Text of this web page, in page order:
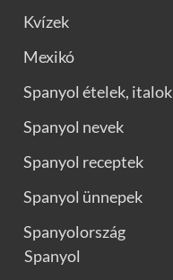
Kvízek
Mexikó
Spanyol ételek, italok
Spanyol nevek
Spanyol receptek
Spanyol ünnepek
Spanyolország
Spanyol